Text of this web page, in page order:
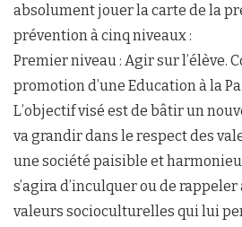
absolument jouer la carte de la
prévention à cinq niveaux :
Premier niveau : Agir sur l’élève.
promotion d’une Education à la
L’objectif visé est de bâtir un
va grandir dans le respect des
une société paisible et
s’agira d’inculquer ou de rappeler
valeurs socioculturelles qui lui